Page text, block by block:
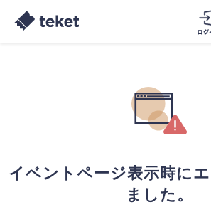
イベントページ表示時に
ました。